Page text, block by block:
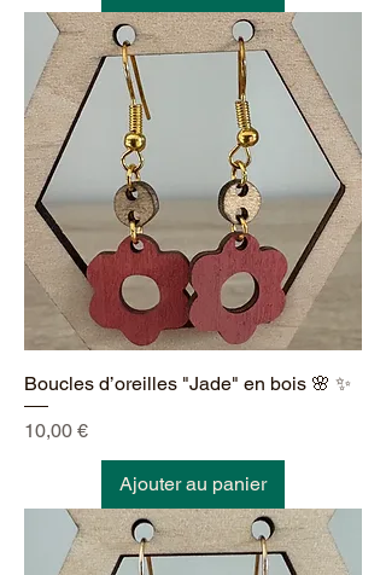
Boucles d’oreilles "Jade" en bois 🌸 ✨
Prix
10,00 €
Ajouter au panier